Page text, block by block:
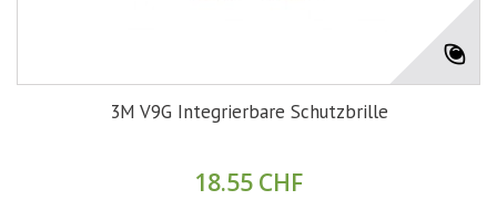
3M V9G Integrierbare Schutzbrille
18.55 CHF